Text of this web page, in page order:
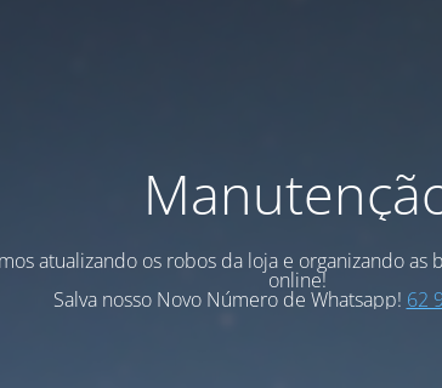
atualizando os robos da loja e organizando as
online!
Salva nosso Novo Número de Whatsapp! 62